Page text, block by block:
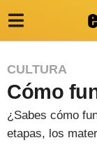
3
a
ñ
o
CULTURA
Cómo
¿Sabes cómo
etapas, los